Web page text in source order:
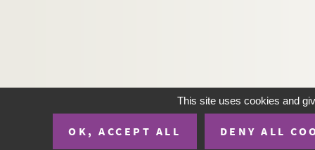
This site uses cookies and
OK, ACCEPT ALL DENY ALL